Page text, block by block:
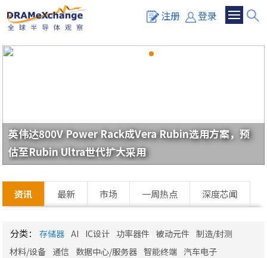
注册 登录
英伟达800V Power Rack成Vera Rubin选用方案，预
估至Rubin Ultra世代扩大采用
最新
资讯 市场 一周热点 深度芯闻
分类： 存储器 AI IC设计 功率器件 被动元件
制造/封测
材料/设备
通信 数据中心/服务器 智能终端 汽车电子